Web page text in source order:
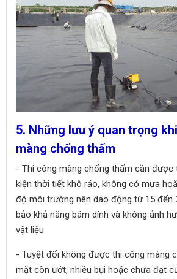
5. Những lưu ý quan trọng
màng chống thấm
- Thi công màng chống thấm cần được
kiện thời tiết khô ráo, không có mưa
độ môi trường nên dao động từ 15 đến
bảo khả năng bám dính và không ảnh
vật liệu
- Tuyệt đối không được thi công màng
mặt còn ướt, nhiều bụi hoặc chưa đạt